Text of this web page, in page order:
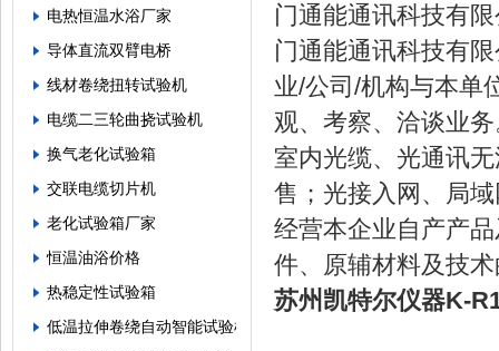
电热恒温水浴厂家
导体直流双臂电桥
线材卷绕扭转试验机
电缆二三轮曲挠试验机
换气老化试验箱
交联电缆切片机
老化试验箱厂家
恒温油浴价格
热稳定性试验箱
低温拉伸卷绕自动智能试验机
门通能通讯科技有
门通能通讯科技有
业/公司/机构与本单
观、考察、洽谈业
室内光缆、光通讯
售；光接入网、局
经营本企业自产产
件、原辅材料及技
苏州凯特尔仪器K-